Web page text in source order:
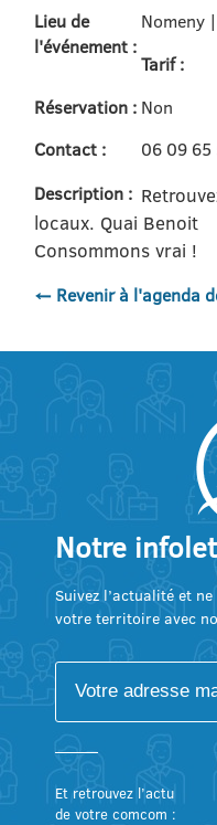
Lieu de
l'événement :
Nomeny
Tarif :
Réservation : Non
Contact :
06 09 65
Description :
locaux. Quai Benoit
Consommons vrai !
← Revenir à l'agenda
Notre
Suivez l’actualité et
votre territoire avec
Et retrouvez l’actu
de votre comcom :